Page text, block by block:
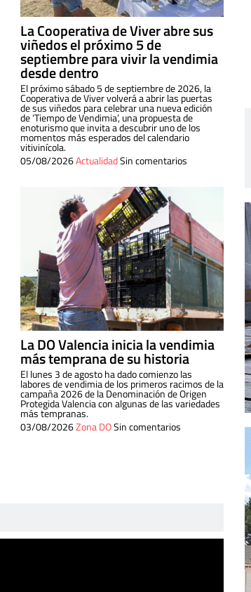
La Cooperativa de Viver abre sus
viñedos el próximo 5 de
septiembre para vivir la vendimia
desde dentro
El próximo sábado 5 de septiembre de 2026, la
Cooperativa de Viver volverá a abrir las puertas
de sus viñedos para celebrar una nueva edición
de ‘Tiempo de Vendimia’, una propuesta de
enoturismo que invita a descubrir uno de los
momentos más esperados del calendario
vitivinícola.
05/08/2026ActualidadSin comentarios
La DO Valencia inicia la vendimia
más temprana de su historia
El lunes 3 de agosto ha dado comienzo las
labores de vendimia de los primeros racimos de la
campaña 2026 de la Denominación de Origen
Protegida Valencia con algunas de las variedades
más tempranas.
03/08/2026Zona DOSin comentarios